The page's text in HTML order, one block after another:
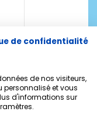
de confidentialité
de nos visiteurs,
personnalisé et vous
d'informations sur